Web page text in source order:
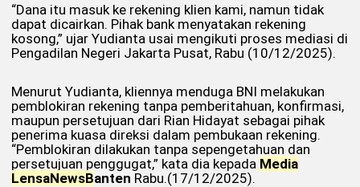
“Dana itu masuk ke rekening klien kami, namun tidak
dapat dicairkan. Pihak bank menyatakan rekening
kosong,” ujar Yudianta usai mengikuti proses mediasi di
Pengadilan Negeri Jakarta Pusat, Rabu (10/12/2025).
Menurut Yudianta, kliennya menduga BNI melakukan
pemblokiran rekening tanpa pemberitahuan, konfirmasi,
maupun persetujuan dari Rian Hidayat sebagai pihak
penerima kuasa direksi dalam pembukaan rekening.
“Pemblokiran dilakukan tanpa sepengetahuan dan
persetujuan penggugat,” kata dia kepada Media
LensaNewsBanten Rabu.(17/12/2025).